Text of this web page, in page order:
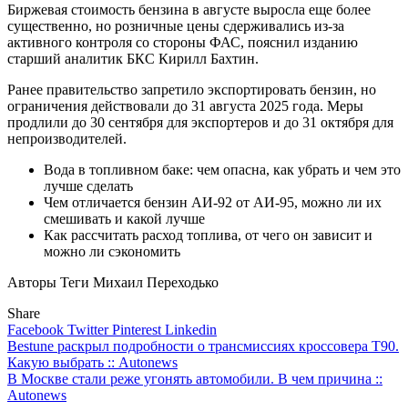
Биржевая стоимость бензина в августе выросла еще более
существенно, но розничные цены сдерживались из-за
активного контроля со стороны ФАС, пояснил изданию
старший аналитик БКС Кирилл Бахтин.
Ранее правительство запретило экспортировать бензин, но
ограничения действовали до 31 августа 2025 года. Меры
продлили до 30 сентября для экспортеров и до 31 октября для
непроизводителей.
Вода в топливном баке: чем опасна, как убрать и чем это
лучше сделать
Чем отличается бензин АИ-92 от АИ-95, можно ли их
смешивать и какой лучше
Как рассчитать расход топлива, от чего он зависит и
можно ли сэкономить
Авторы Теги Михаил Переходько
Share
Facebook TwitterPinterest Linkedin
Навигация
по
записям
Bestune раскрыл подробности о трансмиссиях кроссовера T90.
Какую выбрать :: Autonews
В Москве стали реже угонять автомобили. В чем причина ::
Autonews